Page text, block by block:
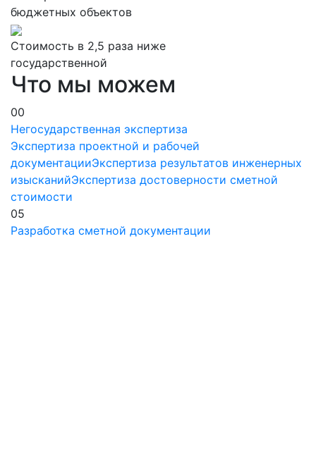
бюджетных объектов
Стоимость в 2,5 раза ниже
государственной
Что мы можем
00
Негосударственная экспертиза
Экспертиза проектной и рабочей
документацииЭкспертиза результатов инженерных
изысканийЭкспертиза достоверности сметной
стоимости
05
Разработка сметной документации